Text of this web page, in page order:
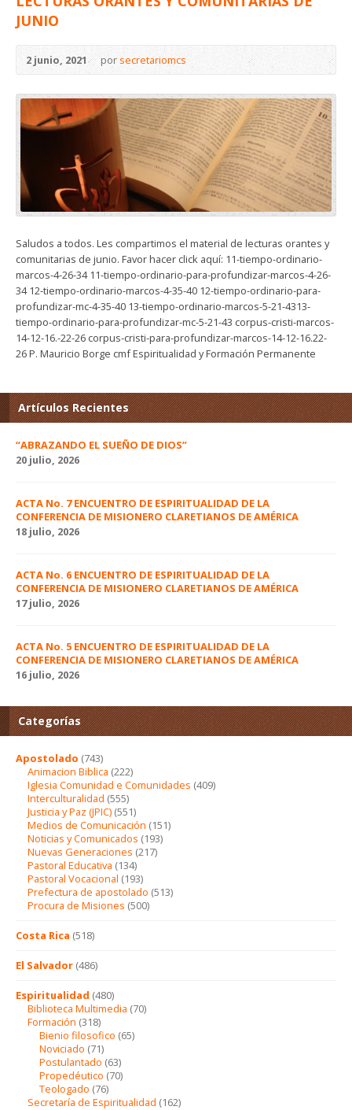
JUNIO
2 junio, 2021 porsecretariomcs
Saludos a todos. Les compartimos el material de lecturas orantes y
comunitarias de junio. Favor hacer click aquí: 11-tiempo-ordinario-
marcos-4-26-34 11-tiempo-ordinario-para-profundizar-marcos-4-26-
34 12-tiempo-ordinario-marcos-4-35-40 12-tiempo-ordinario-para-
profundizar-mc-4-35-40 13-tiempo-ordinario-marcos-5-21-4313-
tiempo-ordinario-para-profundizar-mc-5-21-43 corpus-cristi-marcos-
14-12-16.-22-26 corpus-cristi-para-profundizar-marcos-14-12-16.22-
26 P. Mauricio Borge cmf Espiritualidad y Formación Permanente
Artículos Recientes
“ABRAZANDO EL SUEÑO DE DIOS”
20 julio, 2026
ACTA No. 7 ENCUENTRO DE ESPIRITUALIDAD DE LA
CONFERENCIA DE MISIONERO CLARETIANOS DE AMÉRICA
18 julio, 2026
ACTA No. 6 ENCUENTRO DE ESPIRITUALIDAD DE LA
CONFERENCIA DE MISIONERO CLARETIANOS DE AMÉRICA
17 julio, 2026
ACTA No. 5 ENCUENTRO DE ESPIRITUALIDAD DE LA
CONFERENCIA DE MISIONERO CLARETIANOS DE AMÉRICA
16 julio, 2026
Categorías
Apostolado (743)
Animacion Biblica (222)
Iglesia Comunidad e Comunidades (409)
Interculturalidad (555)
Justicia y Paz (JPIC) (551)
Medios de Comunicación (151)
Noticias y Comunicados (193)
Nuevas Generaciones (217)
Pastoral Educativa (134)
Pastoral Vocacional (193)
Prefectura de apostolado (513)
Procura de Misiones (500)
Costa Rica (518)
El Salvador (486)
Espiritualidad (480)
Biblioteca Multimedia (70)
Formación (318)
Bienio filosofico (65)
Noviciado (71)
Postulantado (63)
Propedéutico (70)
Teologado (76)
Secretaría de Espiritualidad (162)